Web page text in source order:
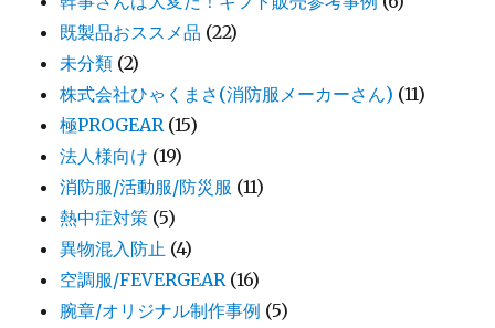
既製品おススメ品 (22)
未分類 (2)
株式会社ひゃくまさ(消防服メーカーさん) (11)
極PROGEAR(15)
法人様向け (19)
消防服/活動服/防災服 (11)
熱中症対策 (5)
異物混入防止 (4)
空調服/FEVERGEAR(16)
腕章/オリジナル制作事例 (5)